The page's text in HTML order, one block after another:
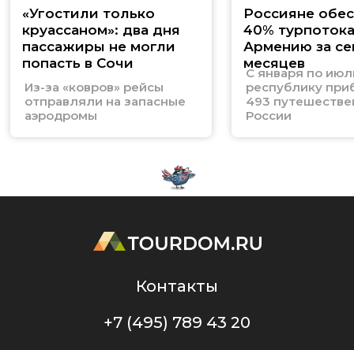
«Угостили только
круассаном»: два дня
пассажиры не могли
попасть в Сочи
Из-за «ковров» рейсы
отправляли на запасные
аэродромы
Россияне
40%
Армению за
месяцев
С января по
республику
493
России
Контакты
+7 (495) 789 43 20